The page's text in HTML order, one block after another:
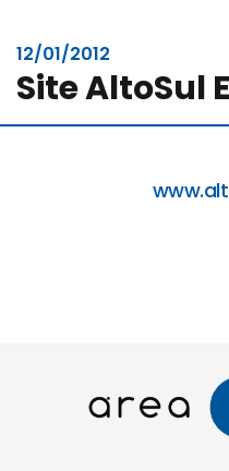
Sobre nós
Blog
Canal de
12/01/2012
Site AltoSul